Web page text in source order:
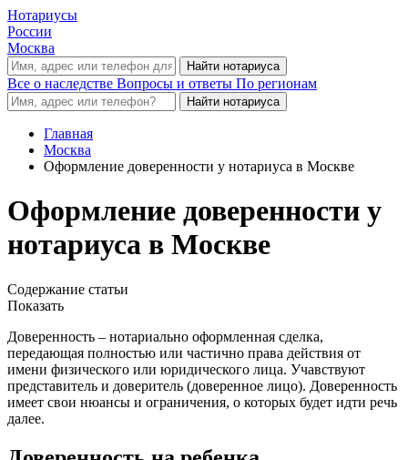
Нотариусы
России
Москва
Все о наследстве Вопросы и ответы По регионам
Главная
Москва
Оформление доверенности у нотариуса в Москве
Оформление доверенности у
нотариуса в Москве
Содержание статьи
Показать
Доверенность – нотариально оформленная сделка,
передающая полностью или частично права действия от
имени физического или юридического лица. Учавствуют
представитель и доверитель (доверенное лицо). Доверенность
имеет свои нюансы и ограничения, о которых будет идти речь
далее.